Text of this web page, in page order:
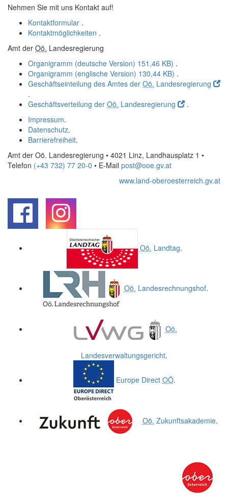
Nehmen Sie mit uns Kontakt auf!
Kontaktformular .
Kontaktmöglichkeiten .
Amt der Oö. Landesregierung
Organigramm (deutsche Version) 151,46 KB) .
Organigramm (englische Version) 130,44 KB) .
Geschäftseinteilung des Amtes der Oö. Landesregierung
.
Geschäftsverteilung der Oö. Landesregierung
.
Impressum.
Datenschutz.
Barrierefreiheit.
Amt der Oö. Landesregierung • 4021 Linz, Landhausplatz 1 •
Telefon (+43 732) 77 20-0 • E-Mail post@ooe.gv.at
www.land-oberoesterreich.gv.at
Oö. Landtag.
Oö. Landesrechnungshof.
Oö.
Landesverwaltungsgericht.
Europe Direct OÖ.
Oö. Zukunftsakademie.